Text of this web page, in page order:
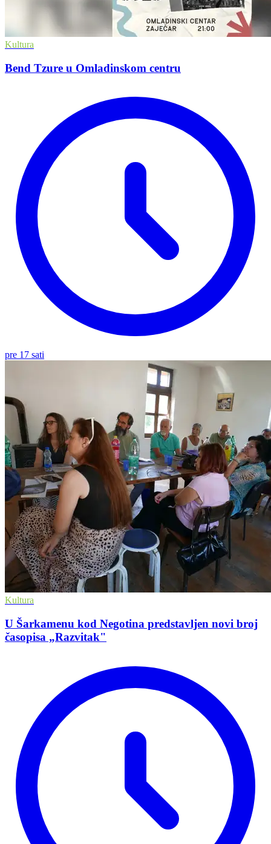
Kultura
Bend Tzure u Omladinskom centru
pre 17 sati
Kultura
U Šarkamenu kod Negotina predstavljen novi broj
časopisa „Razvitak"